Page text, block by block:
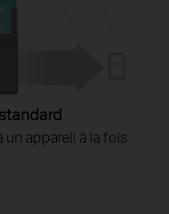
appareil à la fois